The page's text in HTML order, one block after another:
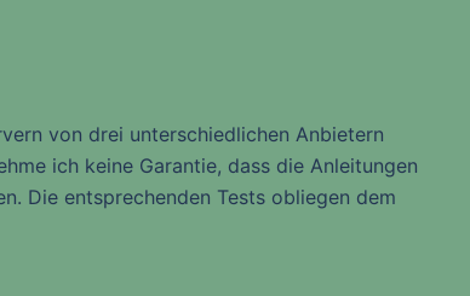
von drei unterschiedlichen Anbietern
ich keine Garantie, dass die Anleitungen
Die entsprechenden Tests obliegen dem